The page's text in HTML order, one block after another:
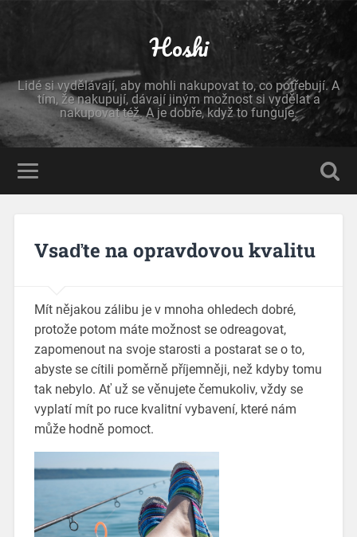
Hoshi
Lidé si vydělávají, aby mohli nakupovat to, co potřebují. A
tím, že nakupují, dávají jiným možnost si vydělat a
nakupovat též. A je dobře, když to funguje.
Vsaďte na opravdovou kvalitu
Mít nějakou zálibu je v mnoha ohledech dobré,
protože potom máte možnost se odreagovat,
zapomenout na svoje starosti a postarat se o to,
abyste se cítili poměrně příjemněji, než kdyby tomu
tak nebylo. Ať už se věnujete čemukoliv, vždy se
vyplatí mít po ruce kvalitní vybavení, které nám
může hodně pomoct.